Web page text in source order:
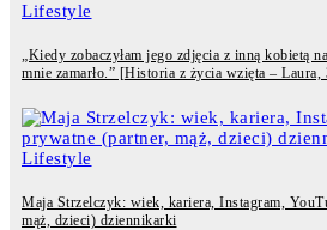
Lifestyle
„Kiedy zobaczyłam jego zdjęcia z inną kobietą
mnie zamarło.” [Historia z życia wzięta – Laura,
Lifestyle
Maja Strzelczyk: wiek, kariera, Instagram,
mąż, dzieci) dziennikarki